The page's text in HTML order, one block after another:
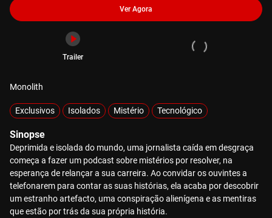
Ver Agora
Trailer
Monolith
Exclusivos Isolados Mistério Tecnológico
Sinopse
Deprimida e isolada do mundo, uma jornalista caída em desgraça
começa a fazer um podcast sobre mistérios por resolver, na
esperança de relançar a sua carreira. Ao convidar os ouvintes a
telefonarem para contar as suas histórias, ela acaba por descobrir
um estranho artefacto, uma conspiração alienígena e as mentiras
que estão por trás da sua própria história.